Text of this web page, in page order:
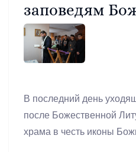
заповедям
Бичуре не
В последний день
после Божественной
храма в честь иконы